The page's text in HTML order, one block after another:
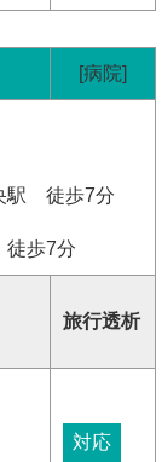
[病院]
駅 徒歩7分
歩7分
旅行透析
対応